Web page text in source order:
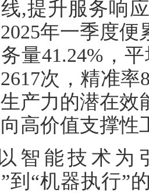
线,提升服务响
年一季度便
量41.24%，
次，精准
产力的潜在效
高价值支撑性
以智能技术为
到“机器执行”